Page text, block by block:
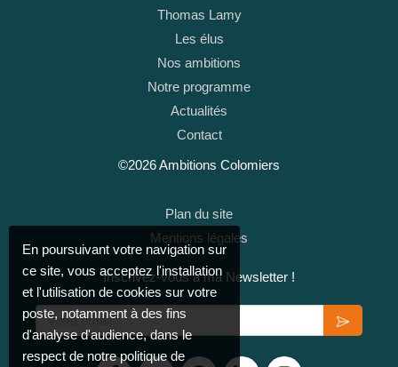
Thomas Lamy
Les élus
Nos ambitions
Notre programme
Actualités
Contact
©2026 Ambitions Colomiers
Plan du site
Mentions légales
Inscrivez-vous à ma Newsletter !
Votre email
En poursuivant votre navigation sur
ce site, vous acceptez l'installation
et l'utilisation de cookies sur votre
poste, notamment à des fins
d'analyse d'audience, dans le
respect de notre politique de